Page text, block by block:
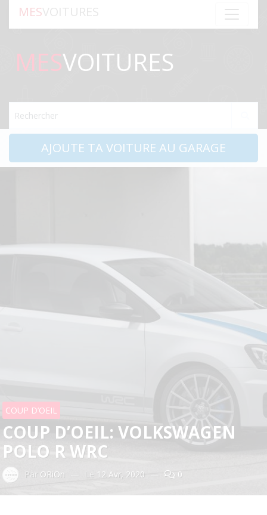
MESVOITURES
MESVOITURES
AJOUTE TA VOITURE AU GARAGE
COUP D’OEIL
COUP D’OEIL: VOLKSWAGEN
POLO R WRC
Par ORiOn — Le 12 Avr, 2020 — 0